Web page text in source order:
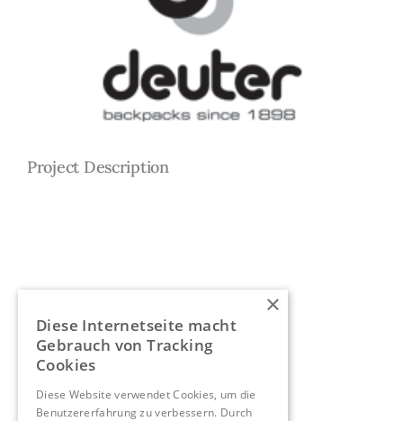
Project Description
×
Diese Internetseite macht
Gebrauch von Tracking
Cookies
Diese Website verwendet Cookies, um die
Benutzererfahrung zu verbessern. Durch